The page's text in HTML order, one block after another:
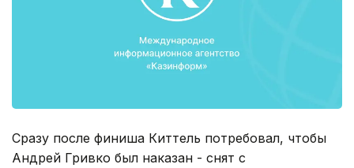
Сразу после финиша Киттель потребовал, чтобы
Андрей Гривко был наказан - снят с